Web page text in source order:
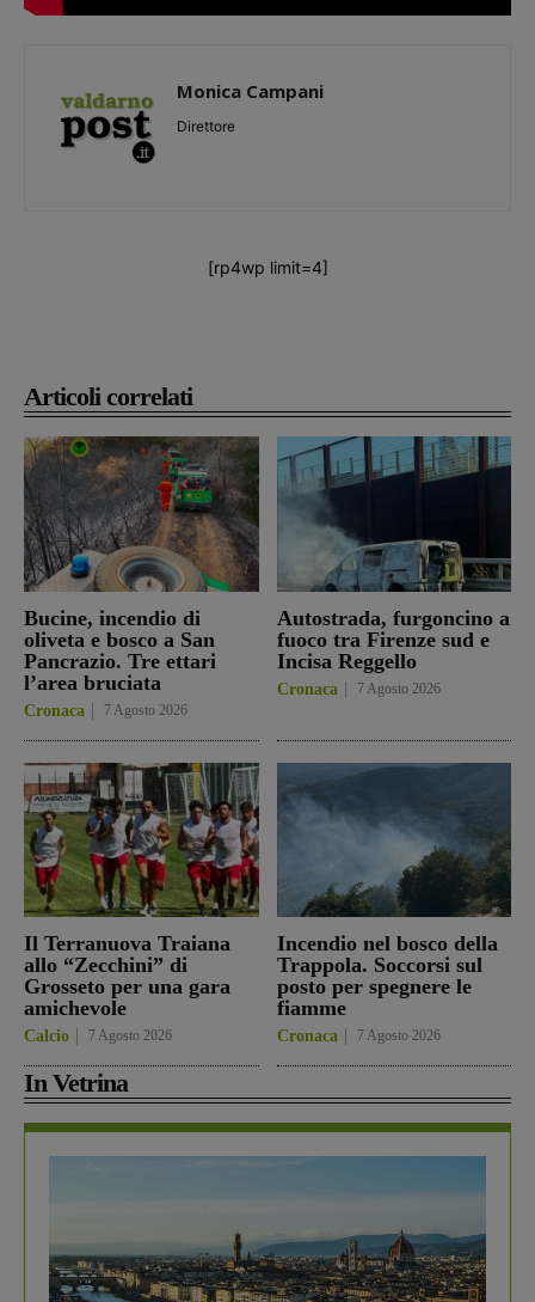
Articoli correlati
Bucine, incendio di
oliveta e bosco a San
Pancrazio. Tre ettari
l’area bruciata
Cronaca 7 Agosto 2026
Autostrada, furgoncino a
fuoco tra Firenze sud e
Incisa Reggello
Cronaca 7 Agosto 2026
Il Terranuova Traiana
allo “Zecchini” di
Grosseto per una gara
amichevole
Calcio 7 Agosto 2026
Incendio nel bosco della
Trappola. Soccorsi sul
posto per spegnere le
fiamme
Cronaca 7 Agosto 2026
In Vetrina
Monica Campani
Direttore
[rp4wp limit=4]